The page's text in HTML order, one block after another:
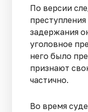
По версии
задержания
уголовное
него было
признают
частично.
Во время